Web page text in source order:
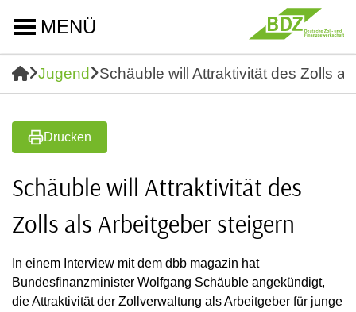
MENÜ
Jugend Schäuble will Attraktivität des Zolls
Drucken
Schäuble will Attraktivität des
Zolls als Arbeitgeber steigern
In einem Interview mit dem dbb magazin hat
Bundesfinanzminister Wolfgang Schäuble angekündigt,
die Attraktivität der Zollverwaltung als Arbeitgeber für junge